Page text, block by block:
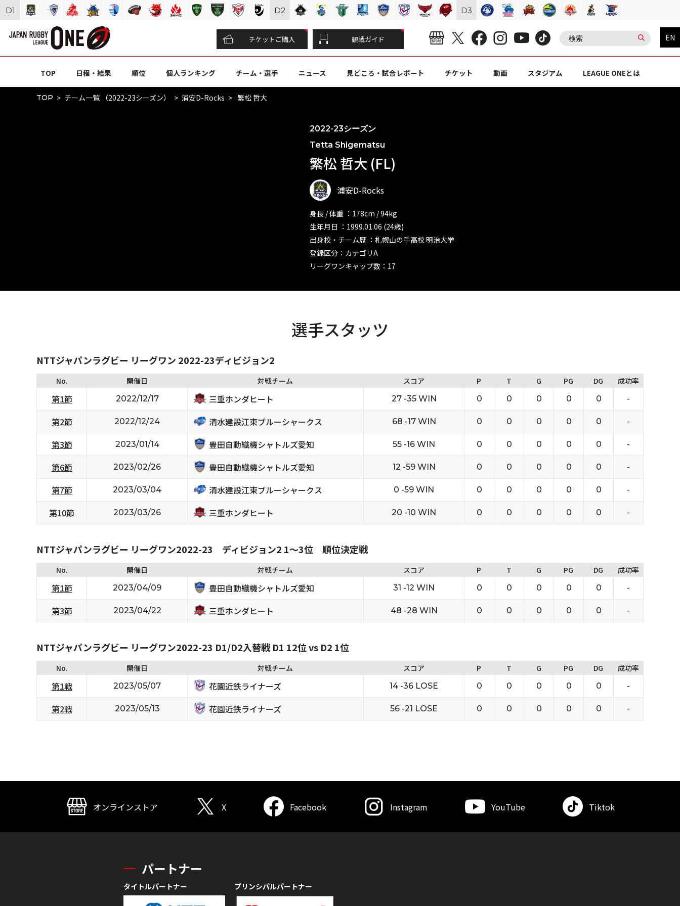
チケットご購入 観戦ガイド EN
TOP 日程・結果 順位 個人ランキング チーム・選手 ニュース 見どころ・試合レポート チケット 動画 スタジアム LEAGUE ONEとは
TOP チーム一覧 （2022-23シーズン） 浦安D-Rocks 繁松 哲大
2022-23シーズン
Tetta Shigematsu
繁松 哲大 (FL)
浦安D-Rocks
身長 / 体重 ：178cm / 94kg
生年月日 ：1999.01.06 (24歳)
出身校・チーム歴 ：札幌山の手高校 明治大学
登録区分：カテゴリA
リーグワンキャップ数：17
選手スタッツ
NTTジャパンラグビー リーグワン 2022-23ディビジョン2
No. 開催日 対戦チーム スコア P T G PG DG 成功率
第1節 2022/12/17 三重ホンダヒート 27 -35 WIN 0 0 0 0 0 -
第2節 2022/12/24 清水建設江東ブルーシャークス 68 -17 WIN 0 0 0 0 0 -
第3節 2023/01/14 豊田自動織機シャトルズ愛知 55 -16 WIN 0 0 0 0 0 -
第6節 2023/02/26 豊田自動織機シャトルズ愛知 12 -59 WIN 0 0 0 0 0 -
第7節 2023/03/04 清水建設江東ブルーシャークス 0 -59 WIN 0 0 0 0 0 -
第10節 2023/03/26 三重ホンダヒート 20 -10 WIN 0 0 0 0 0 -
NTTジャパンラグビー リーグワン2022-23 ディビジョン2 1〜3位 順位決定戦
No. 開催日 対戦チーム スコア P T G PG DG 成功率
第1節 2023/04/09 豊田自動織機シャトルズ愛知 31 -12 WIN 0 0 0 0 0 -
第3節 2023/04/22 三重ホンダヒート 48 -28 WIN 0 0 0 0 0 -
NTTジャパンラグビー リーグワン2022-23 D1/D2入替戦 D1 12位 vs D2 1位
No. 開催日 対戦チーム スコア P T G PG DG 成功率
第1戦 2023/05/07 花園近鉄ライナーズ 14 -36 LOSE 0 0 0 0 0 -
第2戦 2023/05/13 花園近鉄ライナーズ 56 -21 LOSE 0 0 0 0 0 -
D1 D2 D3
オンラインストア X Facebook Instagram YouTube Tiktok
パートナー
タイトルパートナー プリンシパルパートナー